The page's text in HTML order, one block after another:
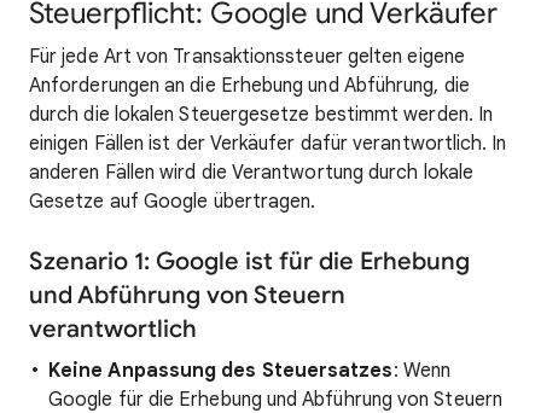
Steuerpflicht: Google und Verkäufer
Für jede Art von Transaktionssteuer gelten eigene
Anforderungen an die Erhebung und Abführung, die
durch die lokalen Steuergesetze bestimmt werden. In
einigen Fällen ist der Verkäufer dafür verantwortlich. In
anderen Fällen wird die Verantwortung durch lokale
Gesetze auf Google übertragen.
Szenario 1: Google ist für die Erhebung
und Abführung von Steuern
verantwortlich
Keine Anpassung des Steuersatzes: Wenn
Google für die Erhebung und Abführung von Steuern